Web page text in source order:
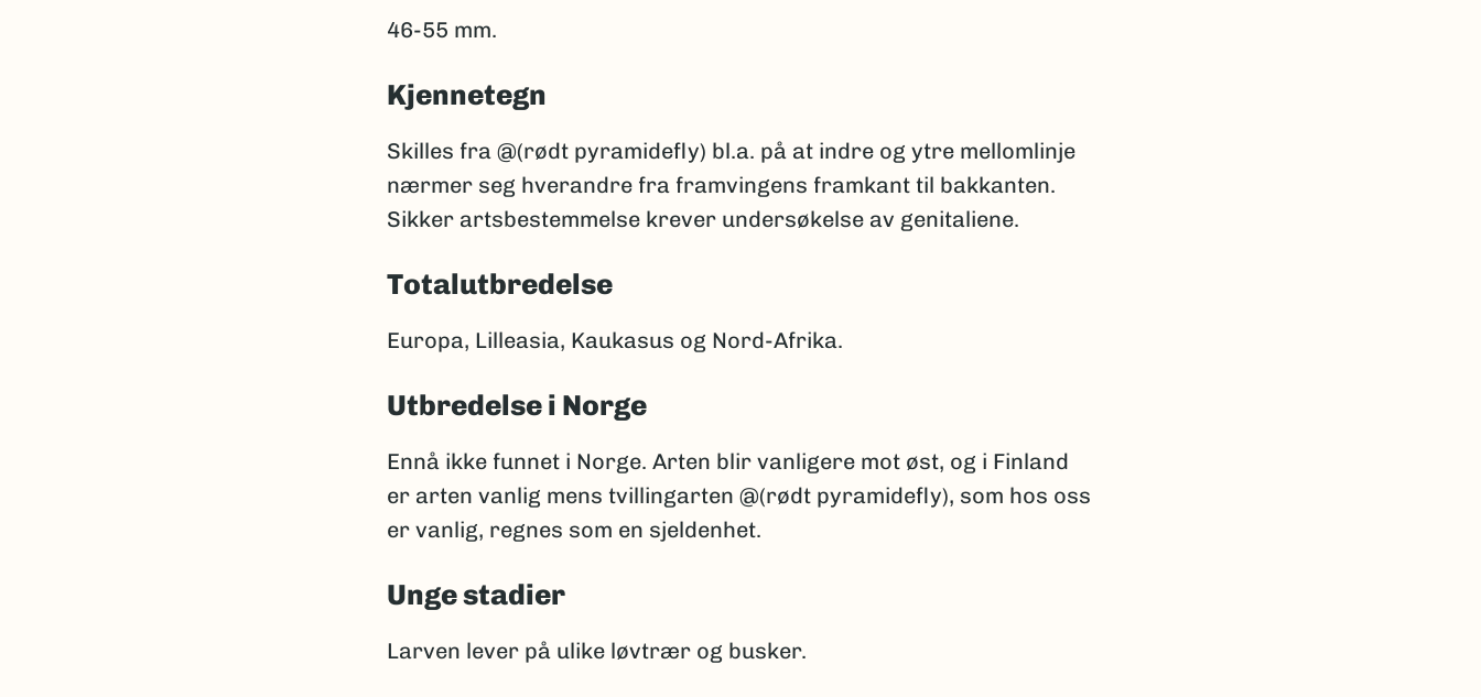
46-55 mm.
Kjennetegn
Skilles fra @(rødt pyramidefly) bl.a. på at indre og ytre mellomlinje
nærmer seg hverandre fra framvingens framkant til bakkanten.
Sikker artsbestemmelse krever undersøkelse av genitaliene.
Totalutbredelse
Europa, Lilleasia, Kaukasus og Nord-Afrika.
Utbredelse i Norge
Ennå ikke funnet i Norge. Arten blir vanligere mot øst, og i Finland
er arten vanlig mens tvillingarten @(rødt pyramidefly), som hos oss
er vanlig, regnes som en sjeldenhet.
Unge stadier
Larven lever på ulike løvtrær og busker.